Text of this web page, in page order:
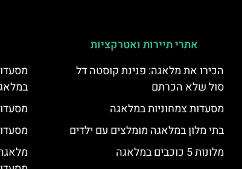
אתרי תיירות ואטרקציות
הכירו את מלאגה: פנינת קוסטה דל
סול שלא הכרתם
מסעדות צמחוניות במלאגה
בתי מלון במלאגה מומלצים עם ילדים
מלונות 5 כוכבים במלאגה